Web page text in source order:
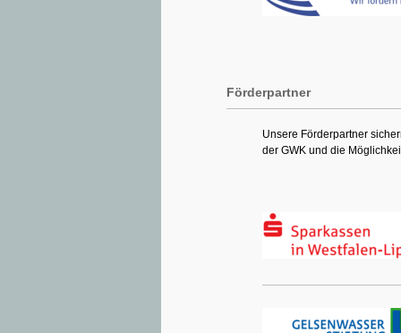
Förderpartner
Unsere Förderpartner
der GWK und die